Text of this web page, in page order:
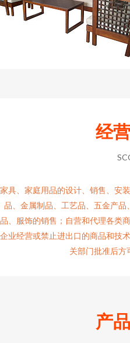
经
家具、家庭用品的设计、销售、安
品、金属制品、工艺品、五金产
品、服饰的销售；自营和代理各类
企业经营或禁止进出口的商品和技
关部门批准后方
产